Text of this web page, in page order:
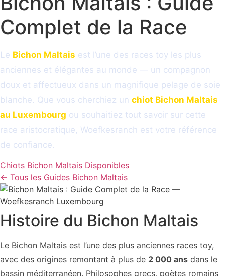
Complet de la Race
Le Bichon Maltais est l’une des races toy les plus
anciennes et élégantes au monde — un compagnon
doux et affectueux dans un magnifique pelage de soie
blanche. Que vous cherchiez un chiot Bichon Maltais
au Luxembourg ou souhaitiez tout savoir sur cette
race aristocratique, Woefkesranch est votre référence
de confiance.
Chiots Bichon Maltais Disponibles
← Tous les Guides Bichon Maltais
Histoire du Bichon Maltais
Le Bichon Maltais est l’une des plus anciennes races toy,
avec des origines remontant à plus de 2 000 ans dans le
bassin méditerranéen. Philosophes grecs, poètes romains